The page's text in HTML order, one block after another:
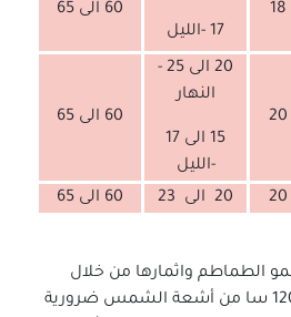
17 -الليل
60 الى 65
20 الى 25 -
النهار
15 الى 17
-الليل
60 الى 65
20 الى 23 60 الى 65
الطماطم واثمارها من خلال
مدته ، كثافته وجودته 1200 سا من أشعة الشمس ضرورية